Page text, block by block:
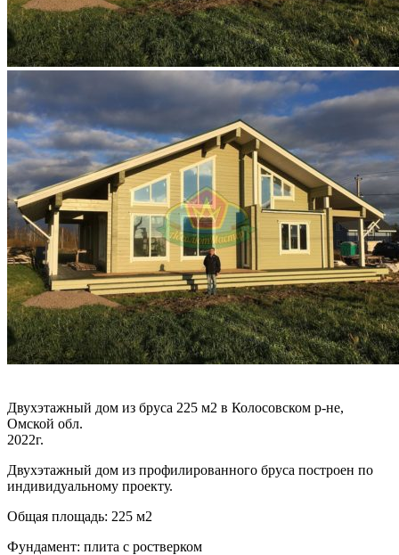
Двухэтажный дом из бруса 225 м2 в Колосовском р-не,
Омской обл.
2022г.
Двухэтажный дом из профилированного бруса построен по
индивидуальному проекту.
Общая площадь: 225 м2
Фундамент: плита с ростверком